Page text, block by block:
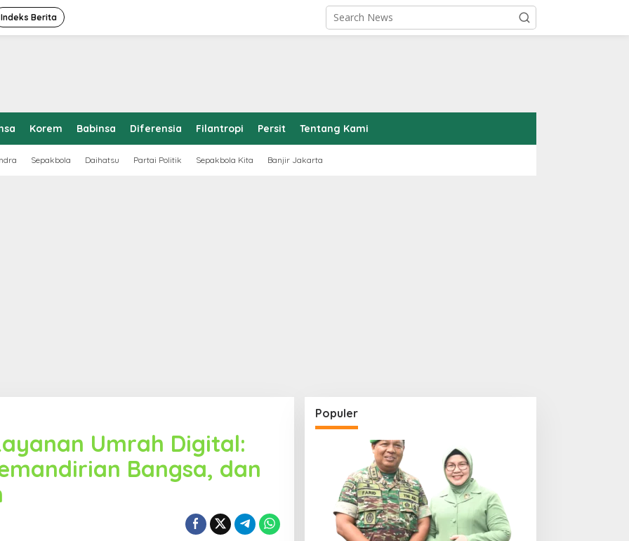
Indeks Berita
Korem Babinsa Diferensia Filantropi Persit Tentang Kami
Sepakbola Daihatsu Partai Politik Sepakbola Kita Banjir Jakarta
Umrah Digital:
Bangsa, dan
Populer